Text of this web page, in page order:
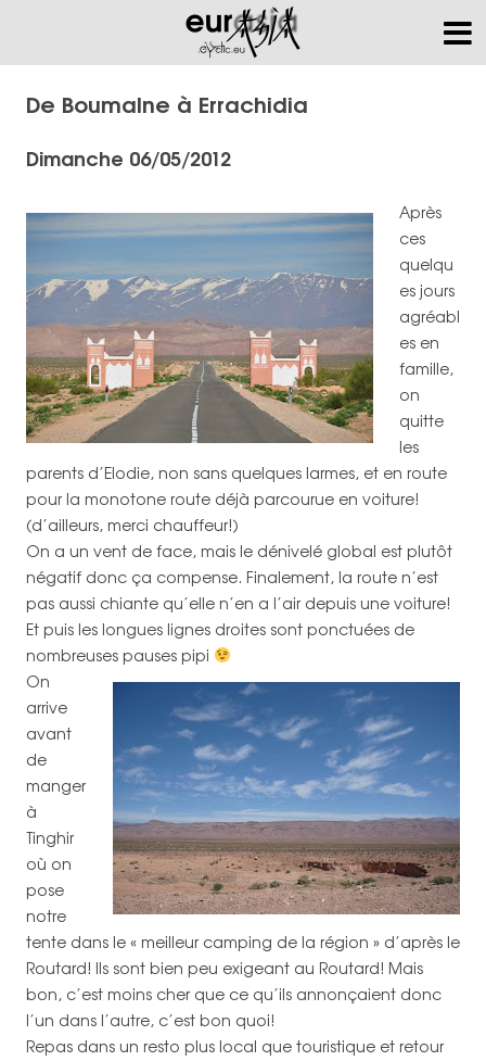
De Boumalne à Errachidia
Dimanche 06/05/2012
Après
ces
quelqu
es jours
agréabl
es en
famille,
on
quitte
les
parents d’Elodie, non sans quelques larmes, et en route
pour la monotone route déjà parcourue en voiture!
(d’ailleurs, merci chauffeur!)
On a un vent de face, mais le dénivelé global est plutôt
négatif donc ça compense. Finalement, la route n’est
pas aussi chiante qu’elle n’en a l’air depuis une voiture!
Et puis les longues lignes droites sont ponctuées de
nombreuses pauses pipi
On
arrive
avant
de
manger
à
Tinghir
où on
pose
notre
tente dans le « meilleur camping de la région » d’après le
Routard! Ils sont bien peu exigeant au Routard! Mais
bon, c’est moins cher que ce qu’ils annonçaient donc
l’un dans l’autre, c’est bon quoi!
Repas dans un resto plus local que touristique et retour